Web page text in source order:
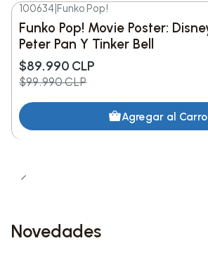
• Fabricado en vinilo de alta
• Presentación en caja de
frontal.
Una pieza imprescindible para
Funko y fanáticos deBob Esponja
-10% DESC.
100634 Funko Pop!
Funko Pop! Movie Poster:
Peter Pan Y Tinker Bell
$89.990 CLP
$99.990 CLP
Agregar al Carro
Novedades